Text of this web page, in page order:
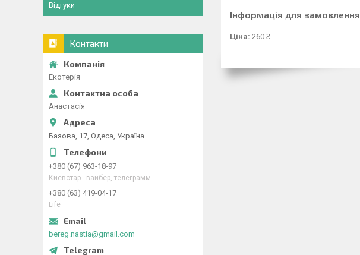
Інформація для замовлення
Ціна: 260 ₴
Відгуки
Контакти
Екотерія
Анастасія
Базова, 17, Одеса, Україна
+380 (67) 963-18-97
Киевстар - вайбер, телеграмм
+380 (63) 419-04-17
Life
bereg.nastia@gmail.com